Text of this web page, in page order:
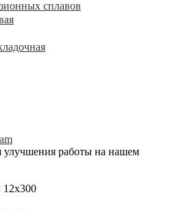
сплавов
улучшения работы на нашем